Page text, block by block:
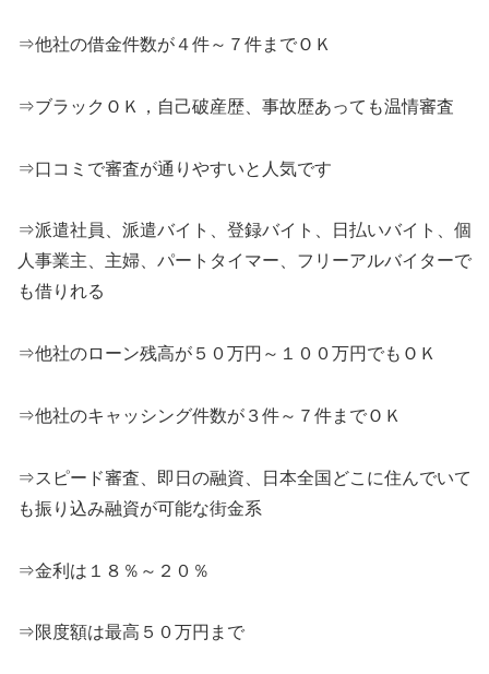
⇒他社の借金件数が４件～７件までＯＫ
⇒ブラックＯＫ，自己破産歴、事故歴あっても温情審査
⇒口コミで審査が通りやすいと人気です
⇒派遣社員、派遣バイト、登録バイト、日払いバイト、個
人事業主、主婦、パートタイマー、フリーアルバイターで
も借りれる
⇒他社のローン残高が５０万円～１００万円でもＯＫ
⇒他社のキャッシング件数が３件～７件までＯＫ
⇒スピード審査、即日の融資、日本全国どこに住んでいて
も振り込み融資が可能な街金系
⇒金利は１８％～２０％
⇒限度額は最高５０万円まで